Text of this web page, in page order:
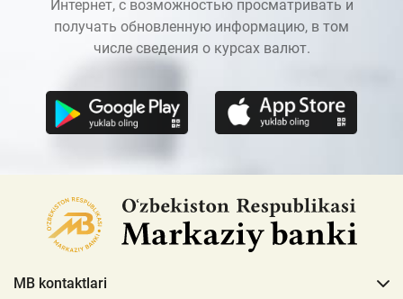
Интернет, с возможностью просматривать и
получать обновленную информацию, в том
числе сведения о курсах валют.
MB kontaktlari